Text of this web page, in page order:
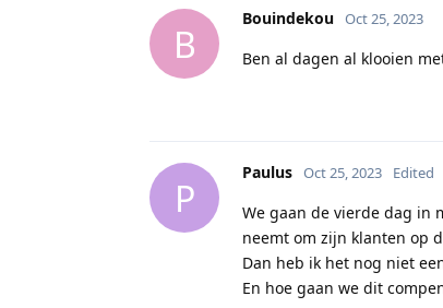
B
Bouindekou Oct 25, 2023
Ben al dagen al klooien
P
Paulus Oct 25, 2023 Edited
We gaan de vierde dag in
neemt om zijn klanten op
Dan heb ik het nog niet
En hoe gaan we dit